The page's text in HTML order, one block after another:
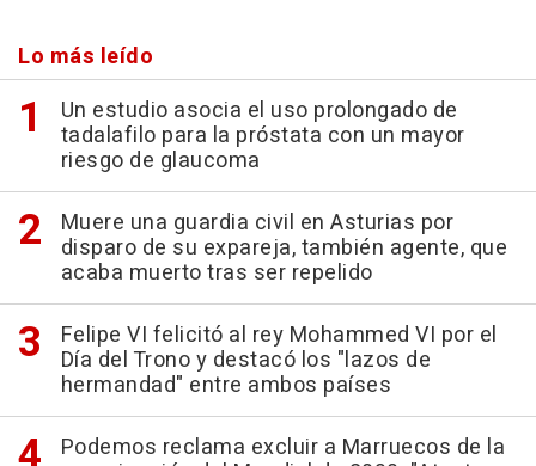
Lo más leído
Un estudio asocia el uso prolongado de
tadalafilo para la próstata con un mayor
riesgo de glaucoma
Muere una guardia civil en Asturias por
disparo de su expareja, también agente, que
acaba muerto tras ser repelido
Felipe VI felicitó al rey Mohammed VI por el
Día del Trono y destacó los "lazos de
hermandad" entre ambos países
Podemos reclama excluir a Marruecos de la